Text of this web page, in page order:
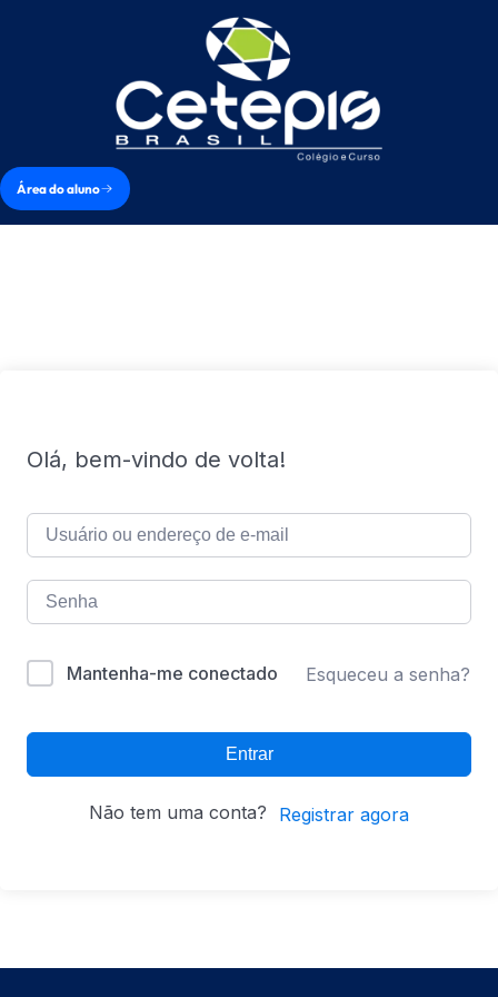
Área do aluno
Olá, bem-vindo de volta!
Mantenha-me conectado Esqueceu a senha?
Entrar
Não tem uma conta? Registrar agora